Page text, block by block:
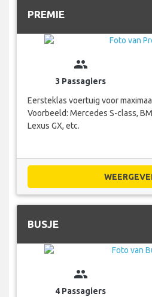
PREMIE
group
3 Passagiers
Eersteklas voertuig voor
Voorbeeld: Mercedes S-class,
Lexus GX, etc.
BUSJE
group
4 Passagiers